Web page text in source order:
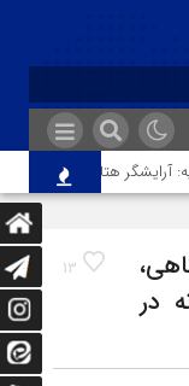
هتاک در قزوین عضو
13
در